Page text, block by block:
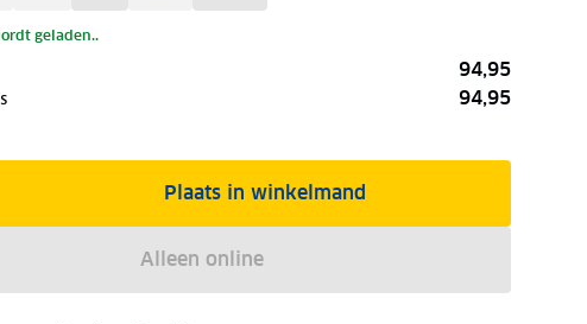
geladen..
94,95
94,95
Plaats in winkelmand
Alleen online